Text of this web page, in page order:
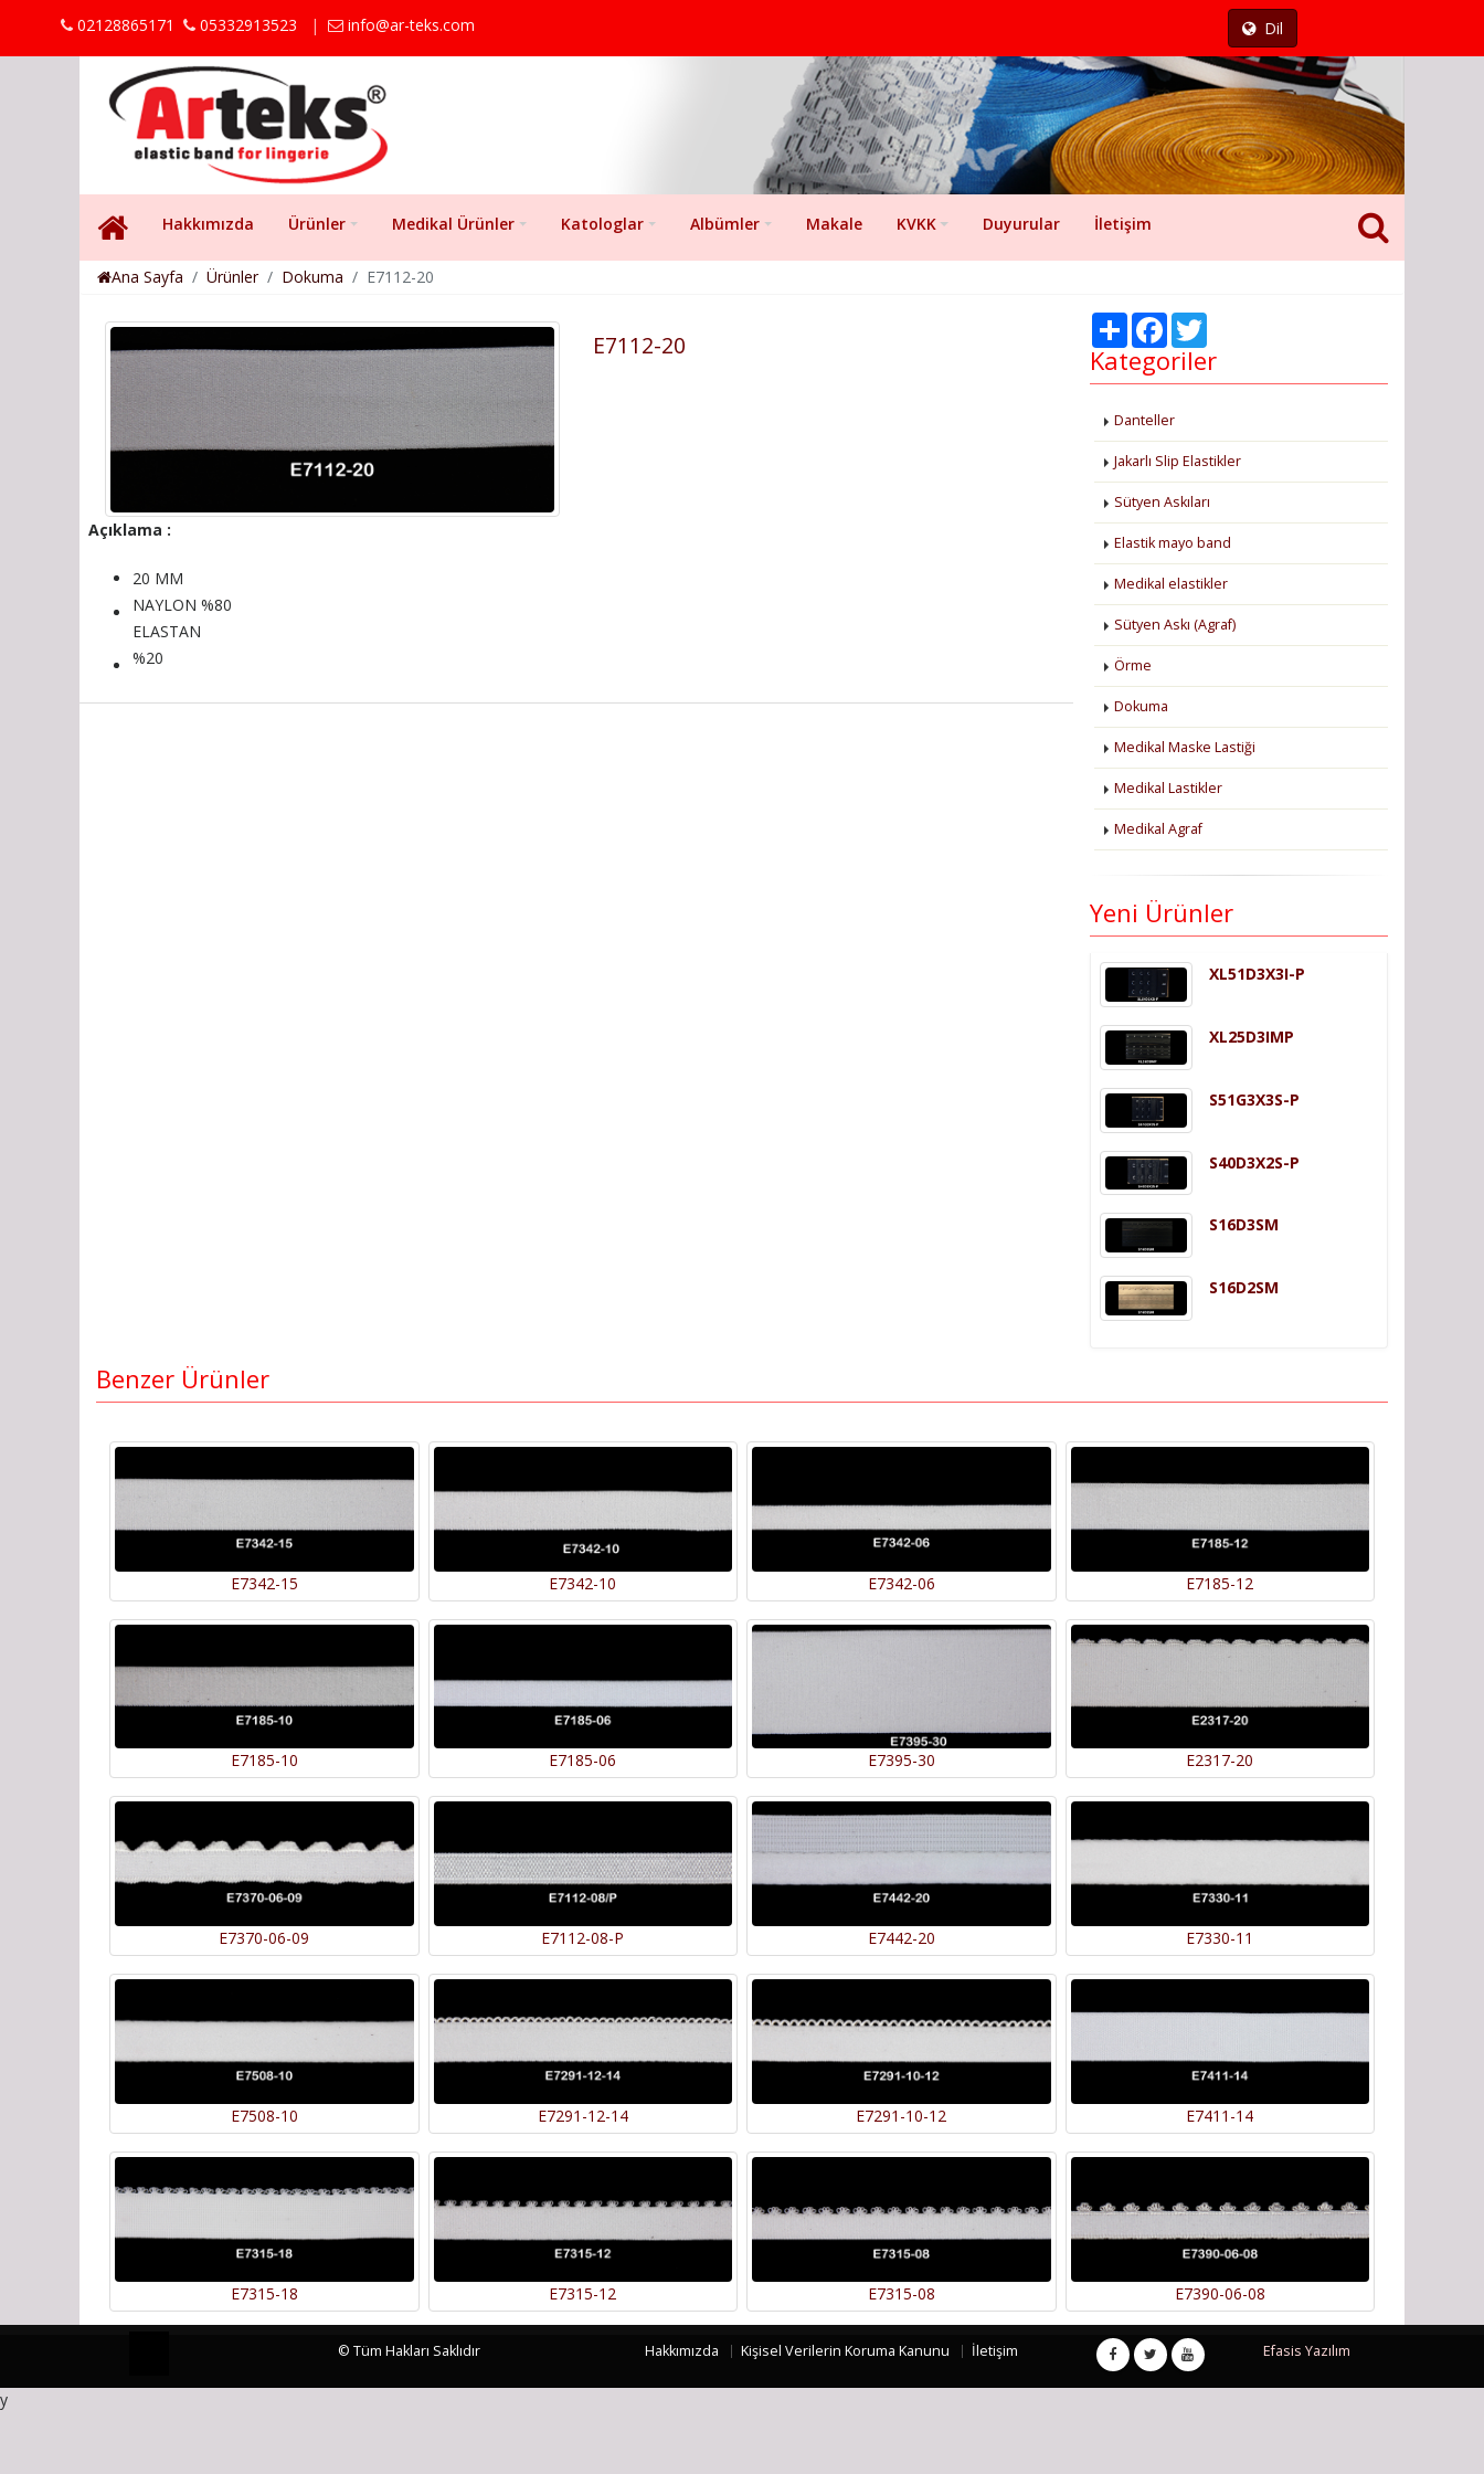
02128865171 05332913523 | info@ar-teks.com Dil
Hakkımızda Ürünler Medikal Ürünler Katologlar Albümler Makale KVKK Duyurular İletişim
Ana Sayfa Ürünler Dokuma E7112-20
E7112-20
Açıklama :
20 MM
NAYLON %80
ELASTAN
%20
Share Facebook
Kategoriler
Danteller
Jakarlı Slip Elastikler
Sütyen Askıları
Elastik mayo band
Medikal elastikler
Sütyen Askı (Agraf)
Örme
Dokuma
Medikal Maske Lastiği
Medikal Lastikler
Medikal Agraf
Yeni Ürünler
XL51D3X3I-P
XL25D3IMP
S51G3X3S-P
S40D3X2S-P
S16D3SM
S16D2SM
Benzer Ürünler
E7342-15 E7342-10 E7342-06 E7185-12
E7185-10 E7185-06 E7395-30 E2317-20
E7370-06-09 E7112-08-P E7442-20 E7330-11
E7508-10 E7291-12-14 E7291-10-12 E7411-14
E7315-18 E7315-12 E7315-08 E7390-06-08
© Tüm Hakları Saklıdır Hakkımızda Kişisel Verilerin Koruma Kanunu İletişim Efasis Yazılım
y